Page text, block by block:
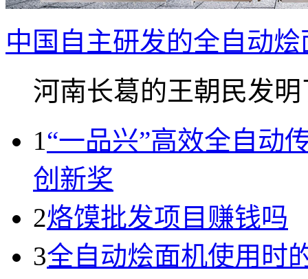
中国自主研发的全自动
河南长葛的王朝民发明
1“一品兴”高效全自动
创新奖
2烙馍批发项目赚钱吗
3全自动烩面机使用时